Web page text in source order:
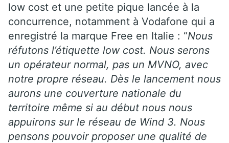
low cost et une petite pique lancée à la
concurrence, notamment à Vodafone qui a
enregistré la marque Free en Italie : “Nous
réfutons l’étiquette low cost. Nous serons
un opérateur normal, pas un MVNO, avec
notre propre réseau. Dès le lancement nous
aurons une couverture nationale du
territoire même si au début nous nous
appuirons sur le réseau de Wind 3. Nous
pensons pouvoir proposer une qualité de